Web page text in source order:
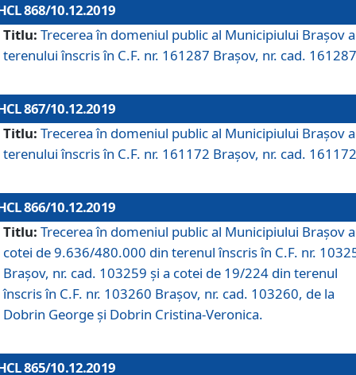
868/10.12.2019
Titlu: Trecerea în domeniul public al Municipiului Braşov a
terenului înscris în C.F. nr. 161287 Brașov, nr. cad.
867/10.12.2019
Titlu: Trecerea în domeniul public al Municipiului Braşov a
terenului înscris în C.F. nr. 161172 Brașov, nr. cad.
866/10.12.2019
Titlu: Trecerea în domeniul public al Municipiului Braşov a
cotei de 9.636/480.000 din terenul înscris în C.F. nr.
Brașov, nr. cad. 103259 și a cotei de 19/224 din terenul
înscris în C.F. nr. 103260 Brașov, nr. cad. 103260, de la
Dobrin George și Dobrin Cristina-Veronica.
865/10.12.2019